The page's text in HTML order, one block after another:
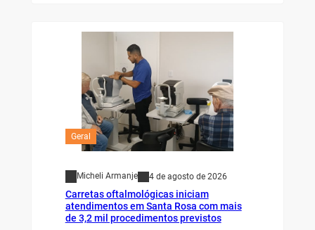
Geral
Micheli Armanje 4 de agosto de 2026
Carretas oftalmológicas iniciam
atendimentos em Santa Rosa com mais
de 3,2 mil procedimentos previstos